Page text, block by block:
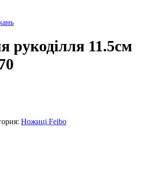
рукоділля 11.5см
Ножиці Feibo